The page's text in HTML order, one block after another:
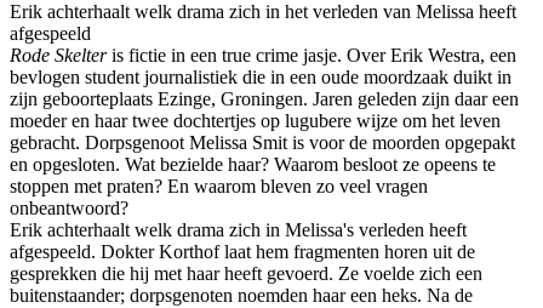
Erik achterhaalt welk drama zich in het verleden van Melissa heeft
afgespeeld
Rode Skelteris fictie in een true crime jasje. Over Erik Westra, een
bevlogen student journalistiek die in een oude moordzaak duikt in
zijn geboorteplaats Ezinge, Groningen. Jaren geleden zijn daar een
moeder en haar twee dochtertjes op lugubere wijze om het leven
gebracht. Dorpsgenoot Melissa Smit is voor de moorden opgepakt
en opgesloten. Wat bezielde haar? Waarom besloot ze opeens te
stoppen met praten? En waarom bleven zo veel vragen
onbeantwoord?
Erik achterhaalt welk drama zich in Melissa's verleden heeft
afgespeeld. Dokter Korthof laat hem fragmenten horen uit de
gesprekken die hij met haar heeft gevoerd. Ze voelde zich een
buitenstaander; dorpsgenoten noemden haar een heks. Na de